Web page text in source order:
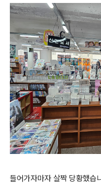
들어가자마자 살짝 당황했습